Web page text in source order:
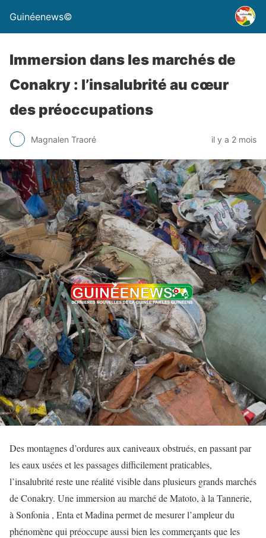
Guinéenews©
Immersion dans les marchés de
Conakry : l’insalubrité au cœur
des préoccupations
Magnalen Traoré il y a 2 mois
Des montagnes d’ordures aux caniveaux obstrués, en passant par
les eaux usées et les passages difficilement praticables,
l’insalubrité reste une réalité visible dans plusieurs grands marchés
de Conakry. Une immersion au marché de Matoto, à la Tannerie,
à Sonfonia , Enta et Madina permet de mesurer l’ampleur du
phénomène qui préoccupe aussi bien les commerçants que les